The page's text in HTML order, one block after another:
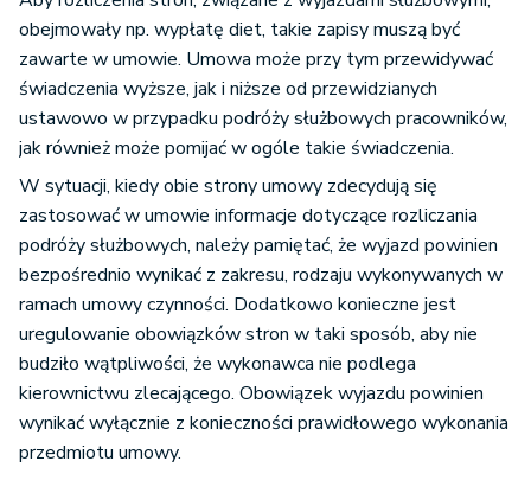
obejmowały np. wypłatę diet, takie zapisy muszą być
zawarte w umowie. Umowa może przy tym przewidywać
świadczenia wyższe, jak i niższe od przewidzianych
ustawowo w przypadku podróży służbowych pracowników,
jak również może pomijać w ogóle takie świadczenia.
W sytuacji, kiedy obie strony umowy zdecydują się
zastosować w umowie informacje dotyczące rozliczania
podróży służbowych, należy pamiętać, że wyjazd powinien
bezpośrednio wynikać z zakresu, rodzaju wykonywanych w
ramach umowy czynności. Dodatkowo konieczne jest
uregulowanie obowiązków stron w taki sposób, aby nie
budziło wątpliwości, że wykonawca nie podlega
kierownictwu zlecającego. Obowiązek wyjazdu powinien
wynikać wyłącznie z konieczności prawidłowego wykonania
przedmiotu umowy.